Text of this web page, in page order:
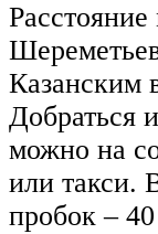
Казанским
Добраться
можно на
или такси.
пробок –